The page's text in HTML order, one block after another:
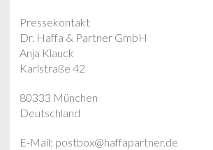
Pressekontakt
Dr. Haffa & Partner GmbH
Anja Klauck
Karlstraße 42
80333 München
Deutschland
E-Mail: postbox@haffapartner.de